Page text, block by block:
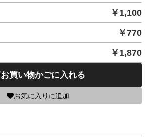
￥ 1,100
￥770
￥ 1,870
お買い物かごに入れる
お気に入りに追加